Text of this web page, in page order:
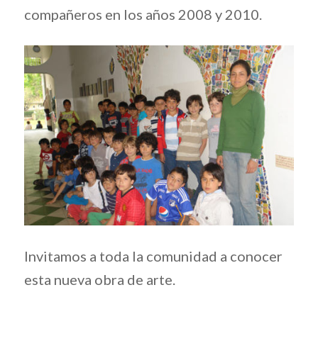
compañeros en los años 2008 y 2010.
Invitamos a toda la comunidad a conocer
esta nueva obra de arte.